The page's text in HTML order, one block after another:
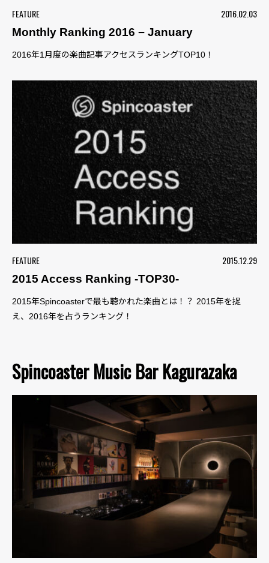
FEATURE
2016.02.03
Monthly Ranking 2016 − January
2016年1月度の楽曲記事アクセスランキングTOP10！
FEATURE
2015.12.29
2015 Access Ranking -TOP30-
2015年Spincoasterで最も聴かれた楽曲とは！？ 2015年を捉
え、2016年を占うランキング！
Spincoaster Music Bar Kagurazaka